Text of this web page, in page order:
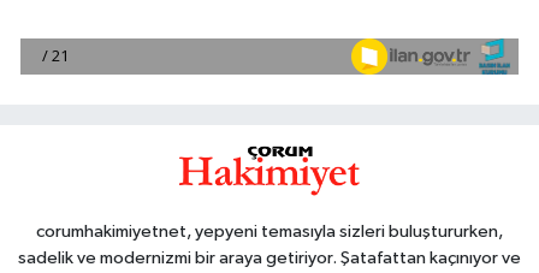
corumhakimiyetnet, yepyeni temasıyla sizleri buluştururken,
sadelik ve modernizmi bir araya getiriyor. Şatafattan kaçınıyor ve